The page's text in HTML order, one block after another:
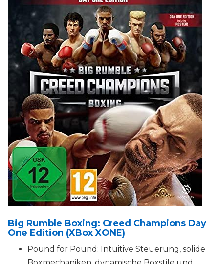
Big Rumble Boxing: Creed Champions Day
One Edition (XBox XONE)
Pound for Pound: Intuitive Steuerung, solide